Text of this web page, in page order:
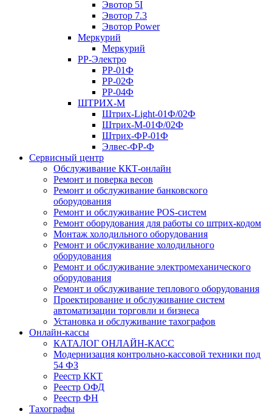
Эвотор 5I
Эвотор 7.3
Эвотор Power
Меркурий
Меркурий
РР-Электро
РР-01Ф
РР-02Ф
РР-04Ф
ШТРИХ-М
Штрих-Light-01Ф/02Ф
Штрих-М-01Ф/02Ф
Штрих-ФР-01Ф
Элвес-ФР-Ф
Сервисный центр
Обслуживание ККТ-онлайн
Ремонт и поверка весов
Ремонт и обслуживание банковского
оборудования
Ремонт и обслуживание POS-систем
Ремонт оборудования для работы со штрих-кодом
Монтаж холодильного оборудования
Ремонт и обслуживание холодильного
оборудования
Ремонт и обслуживание электромеханического
оборудования
Ремонт и обслуживание теплового оборудования
Проектирование и обслуживание систем
автоматизации торговли и бизнеса
Установка и обслуживание тахографов
Онлайн-кассы
КАТАЛОГ ОНЛАЙН-КАСС
Модернизация контрольно-кассовой техники под
54 ФЗ
Реестр ККТ
Реестр ОФД
Реестр ФН
Тахографы